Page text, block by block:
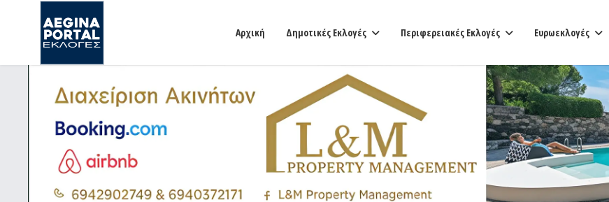
Αρχική Δημοτικές Εκλογές Περιφερειακές Εκλογές Ευρωεκλογές